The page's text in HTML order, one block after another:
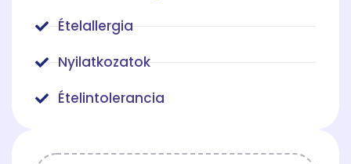
Ételallergia
Nyilatkozatok
Ételintolerancia